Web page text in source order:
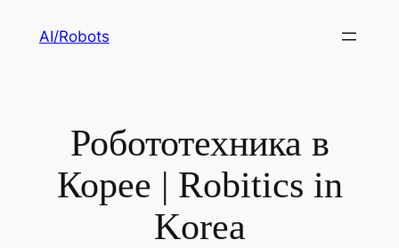
AI/Robots
Робототехника в
Корее | Robitics in
Korea